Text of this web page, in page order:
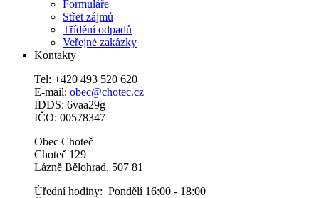
Formuláře
Střet zájmů
Třídění odpadů
Veřejné zakázky
Kontakty
Tel: +420 493 520 620
E-mail: obec@chotec.cz
IDDS: 6vaa29g
IČO: 00578347
Obec Choteč
Choteč 129
Lázně Bělohrad, 507 81
Úřední hodiny: Pondělí 16:00 - 18:00